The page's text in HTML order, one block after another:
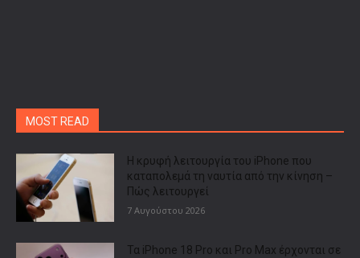
MOST READ
Η κρυφή λειτουργία του iPhone που
καταπολεμά τη ναυτία από την κίνηση –
Πώς λειτουργεί
7 Αυγούστου 2026
Τα iPhone 18 Pro και Pro Max έρχονται σε